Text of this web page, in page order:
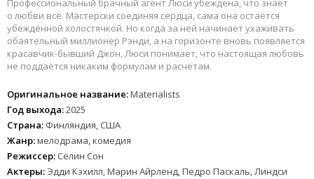
Профессиональный брачный агент Люси убеждена, что знает
о любви всё. Мастерски соединяя сердца, сама она остаётся
убеждённой холостячкой. Но когда за ней начинает ухаживать
обаятельный миллионер Рэнди, а на горизонте вновь появляется
красавчик-бывший Джон, Люси понимает, что настоящая любовь
не поддаётся никаким формулам и расчётам.
Оригинальное название:Materialists
Год выхода:2025
Страна: Финляндия, США
Жанр:мелодрама, комедия
Режиссер: Селин Сон
Актеры: Эдди Кэхилл, Марин Айрленд, Педро Паскаль, Линдси